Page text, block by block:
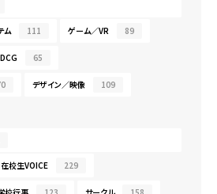
ム 111 ゲーム／VR 89
65
デザイン／映像 109
在校生VOICE 229